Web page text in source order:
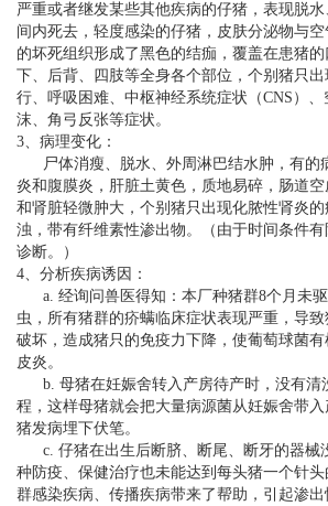
严重或者继发某些其他疾病的仔猪，表现脱
间内死去，轻度感染的仔猪，皮肤分泌物与
的坏死组织形成了黑色的结痂，覆盖在患猪
下、后背、四肢等全身各个部位，个别猪只
行、呼吸困难、中枢神经系统症状（CNS）
沫、角弓反张等症状。
3、病理变化：
尸体消瘦、脱水、外周淋巴结水肿，有的
炎和腹膜炎，肝脏土黄色，质地易碎，肠道
和肾脏轻微肿大，个别猪只出现化脓性肾炎
浊，带有纤维素性渗出物。（由于时间条件
诊断。）
4、分析疾病诱因：
a. 经询问兽医得知：本厂种猪群8个月未驱
虫，所有猪群的疥螨临床症状表现严重，导
破坏，造成猪只的免疫力下降，使葡萄球菌
皮炎。
b. 母猪在妊娠舍转入产房待产时，没有清
程，这样母猪就会把大量病源菌从妊娠舍带
猪发病埋下伏笔。
c. 仔猪在出生后断脐、断尾、断牙的器械
种防疫、保健治疗也未能达到每头猪一个针
群感染疾病、传播疾病带来了帮助，引起渗出